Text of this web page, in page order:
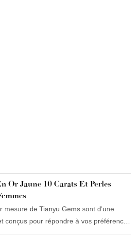
Or Jaune 10 Carats Et Perles
mesure de Tianyu Gems sont d'une
conçus pour répondre à vos préférences
bijou peut être accompagné d'un